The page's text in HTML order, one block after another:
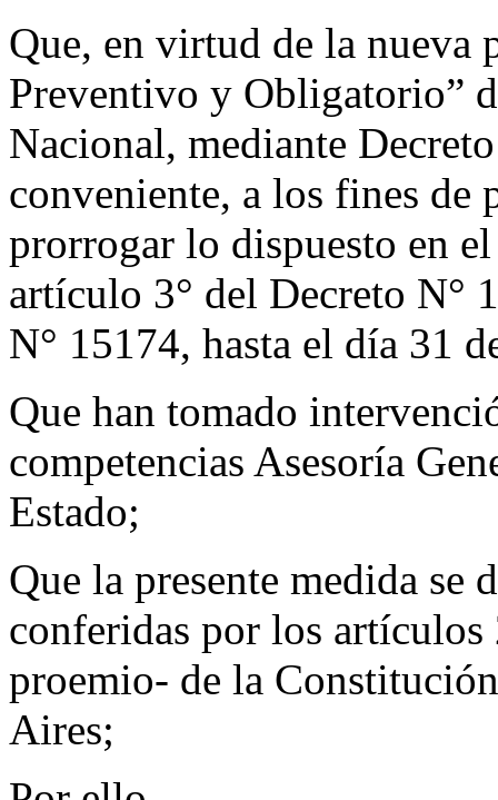
Que, en virtud de la nueva
Preventivo y Obligatorio”
Nacional, mediante
conveniente, a los fines de
prorrogar lo dispuesto en
artículo 3° del Decreto N°
N° 15174, hasta el día 31
Que han tomado
competencias Asesoría
Estado;
Que la presente medida se
conferidas por los
proemio- de la
Aires;